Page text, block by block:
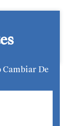
De